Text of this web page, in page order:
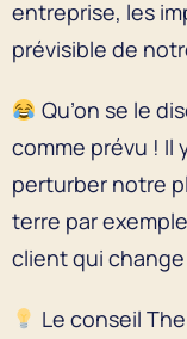
entreprise, les
prévisible de
Qu’on se le
comme prévu ! Il
perturber notre
terre par
client qui
Le conseil